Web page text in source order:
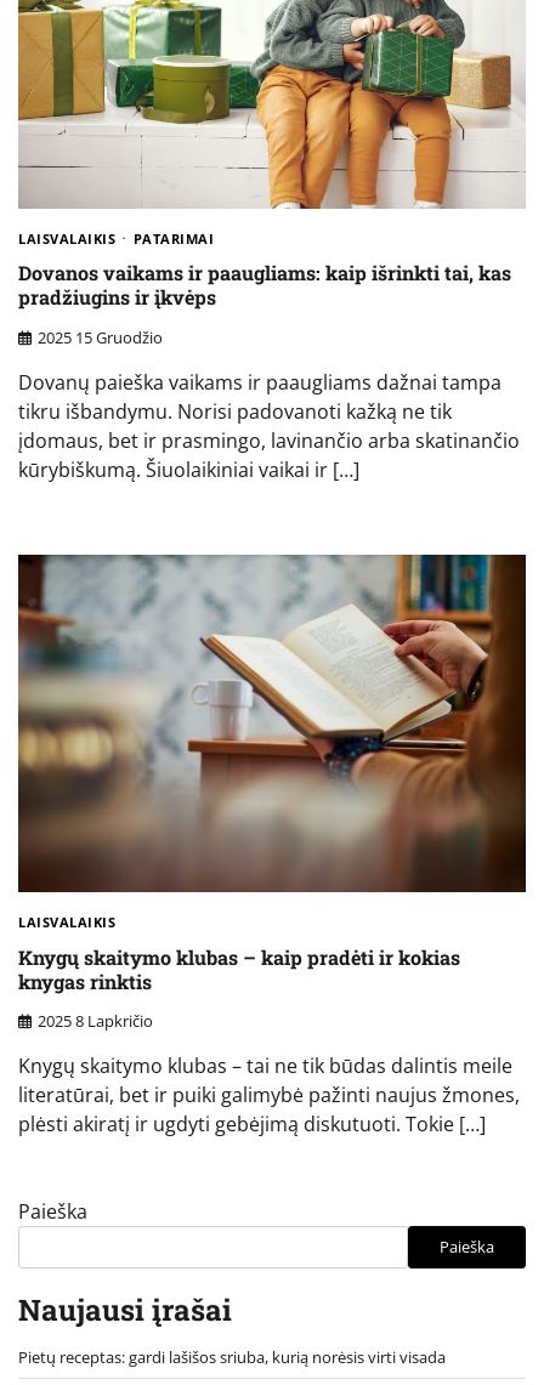
LAISVALAIKIS PATARIMAI
Dovanos vaikams ir paaugliams: kaip išrinkti tai, kas
pradžiugins ir įkvėps
2025 15 Gruodžio
Dovanų paieška vaikams ir paaugliams dažnai tampa
tikru išbandymu. Norisi padovanoti kažką ne tik
įdomaus, bet ir prasmingo, lavinančio arba skatinančio
kūrybiškumą. Šiuolaikiniai vaikai ir […]
LAISVALAIKIS
Knygų skaitymo klubas – kaip pradėti ir kokias
knygas rinktis
2025 8 Lapkričio
Knygų skaitymo klubas – tai ne tik būdas dalintis meile
literatūrai, bet ir puiki galimybė pažinti naujus žmones,
plėsti akiratį ir ugdyti gebėjimą diskutuoti. Tokie […]
Paieška
Paieška
Naujausi įrašai
Pietų receptas: gardi lašišos sriuba, kurią norėsis virti visada